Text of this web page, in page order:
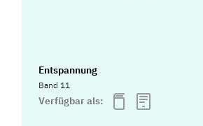
Entspannung
Band 11
Verfügbar als: